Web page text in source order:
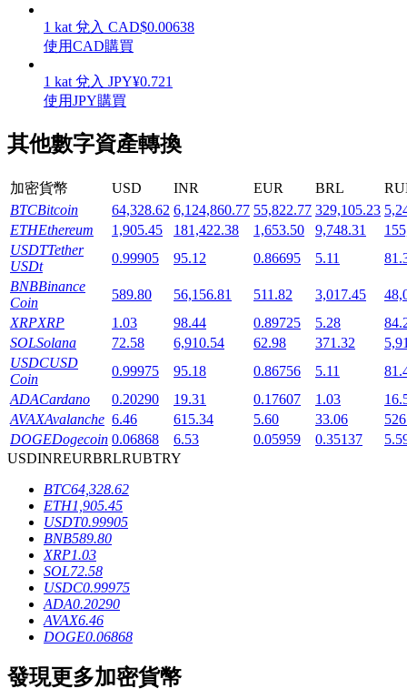
一鍵質押鎖定高收益
Launchpool
活期質押獲得熱門資產
鎖倉BTR
輕鬆獲得多重福利
借貸數字貨幣，及時且安全的服務
1 kat 兌入 CAD$0.00638
使用CAD購買
1 kat 兌入 JPY¥0.721
使用JPY購買
其他數字資產轉換
加密貨幣 USD INR EUR BRL
BTCBitcoin 64,328.62 6,124,860.77 55,822.77 329,105.23
ETHEthereum 1,905.45 181,422.38 1,653.50 9,748.31
USDTTether
USDt
0.99905 95.12 0.86695 5.11
BNBBinance
Coin
589.80 56,156.81 511.82 3,017.45
XRPXRP 1.03 98.44 0.89725 5.28
SOLSolana 72.58 6,910.54 62.98 371.32
USDCUSD
Coin
0.99975 95.18 0.86756 5.11
ADACardano 0.20290 19.31 0.17607 1.03
AVAXAvalanche 6.46 615.34 5.60 33.06
DOGEDogecoin 0.06868 6.53 0.05959 0.35137
USDINREURBRLRUBTRY
BTC64,328.62
ETH1,905.45
USDT0.99905
BNB589.80
XRP1.03
SOL72.58
USDC0.99975
ADA0.20290
AVAX6.46
DOGE0.06868
發現更多加密貨幣